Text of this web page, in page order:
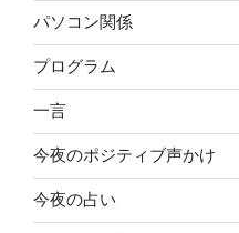
パソコン関係
プログラム
一言
今夜のポジティブ声かけ
今夜の占い